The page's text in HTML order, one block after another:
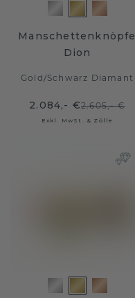
Manschettenknöpfe
Dion
Gold /Schwarz Diamant
2.084,- €2.605,- €
Exkl. MwSt. & Zölle